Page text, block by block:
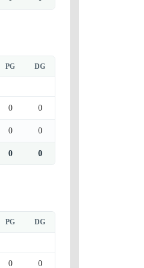
PG DG
0 0
0 0
0 0
PG DG
0 0